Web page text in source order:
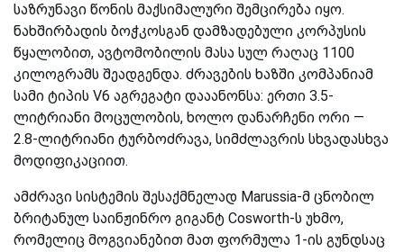
საზრუნავი წონის მაქსიმალური შემცირება იყო.
ნახშირბადის ბოჭკოსგან დამზადებული კორპუსის
წყალობით, ავტომობილის მასა სულ რაღაც 1100
კილოგრამს შეადგენდა. ძრავების ხაზში კომპანიამ
სამი ტიპის V6 აგრეგატი დააანონსა: ერთი 3.5-
ლიტრიანი მოცულობის, ხოლო დანარჩენი ორი —
2.8-ლიტრიანი ტურბოძრავა, სიმძლავრის სხვადასხვა
მოდიფიკაციით.
ამძრავი სისტემის შესაქმნელად Marussia-მ ცნობილ
ბრიტანულ საინჟინრო გიგანტ Cosworth-ს უხმო,
რომელიც მოგვიანებით მათ ფორმულა 1-ის გუნდსაც